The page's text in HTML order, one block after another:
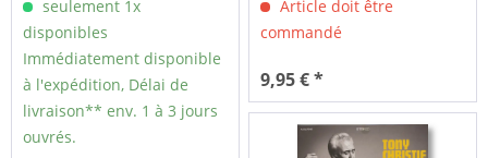
seulement 1x
disponibles
Immédiatement disponible
à l'expédition, Délai de
livraison** env. 1 à 3 jours
ouvrés.
Article doit être
commandé
9,95 € *